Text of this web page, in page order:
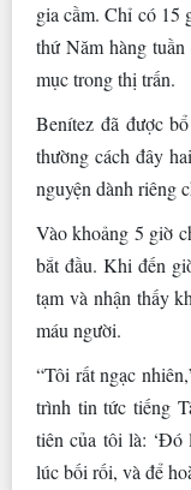
gia cầm. Chỉ có 15
thứ Năm hàng
mục trong thị trấn.
Benítez đã được
thường cách đây
nguyện dành riêng
Vào khoảng 5 giờ
bắt đầu. Khi đến
tạm và nhận thấy
máu người.
“Tôi rất ngạc
trình tin tức tiếng
tiên của tôi là: ‘Đó
lúc bối rối, và để